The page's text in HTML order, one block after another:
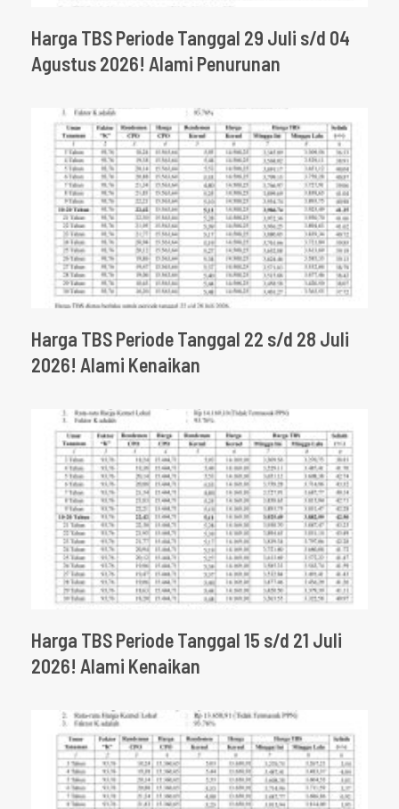
Harga TBS Periode Tanggal 29 Juli s/d 04
Agustus 2026! Alami Penurunan
Harga TBS Periode Tanggal 22 s/d 28 Juli
2026! Alami Kenaikan
Harga TBS Periode Tanggal 15 s/d 21 Juli
2026! Alami Kenaikan